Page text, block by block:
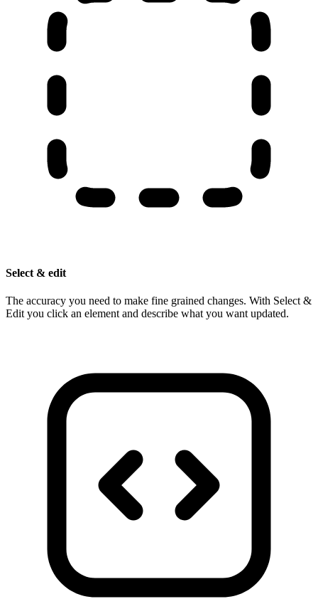
Select & edit
The accuracy you need to make fine grained changes. With Select &
Edit you click an element and describe what you want updated.